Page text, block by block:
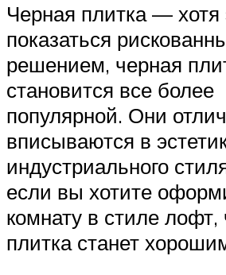
Черная плитка — хотя
показаться
решением, черная
становится все более
популярной. Они
вписываются в
индустриального
если вы хотите
комнату в стиле лофт,
плитка станет